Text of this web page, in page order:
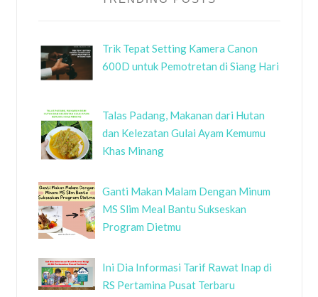
Trik Tepat Setting Kamera Canon
600D untuk Pemotretan di Siang Hari
Talas Padang, Makanan dari Hutan
dan Kelezatan Gulai Ayam Kemumu
Khas Minang
Ganti Makan Malam Dengan Minum
MS Slim Meal Bantu Sukseskan
Program Dietmu
Ini Dia Informasi Tarif Rawat Inap di
RS Pertamina Pusat Terbaru